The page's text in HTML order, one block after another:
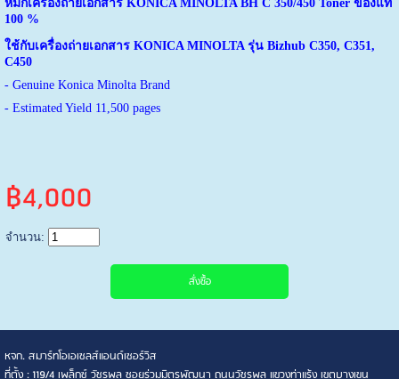
หมึกเครื่องถ่ายเอกสาร KONICA MINOLTA BH C 350/450 Toner ของแท้
100 %
ใช้กับเครื่องถ่ายเอกสาร KONICA MINOLTA รุ่น Bizhub C350, C351,
C450
- Genuine Konica Minolta Brand
- Estimated Yield 11,500 pages
฿4,000
จำนวน:
หจก. สมาร์ทโอเอเซลส์แอนด์เซอร์วิส
ที่ตั้ง : 119/4 เพล็กซ์ วัชรพล ซอยร่วมมิตรพัฒนา ถนนวัชรพล แขวงท่าแร้ง เขตบางเขน